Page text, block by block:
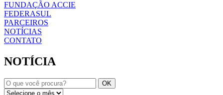
FUNDAÇÃO ACCIE
FEDERASUL
PARCEIROS
NOTÍCIAS
CONTATO
NOTÍCIA